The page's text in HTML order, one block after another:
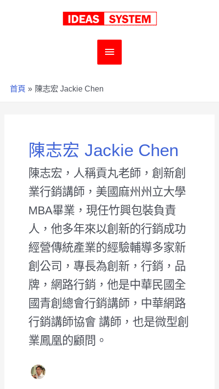
主
選
首頁 陳志宏 Jackie Chen
陳志宏 Jackie Chen
陳志宏，人稱貢丸老師，創新創
業行銷講師，美國麻州州立大學
MBA畢業，現任竹興包裝負責
人，他多年來以創新的行銷成功
經營傳統產業的經驗輔導多家新
創公司，專長為創新，行銷，品
牌，網路行銷，他是中華民國全
國青創總會行銷講師，中華網路
行銷講師協會 講師，也是微型創
業鳳凰的顧問。